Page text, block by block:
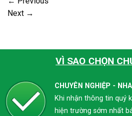
Next →
VÌ SAO CHỌN
CHUYÊN NGHIỆP -
Khi nhận thông tin quý
hiện trường sớm nhất